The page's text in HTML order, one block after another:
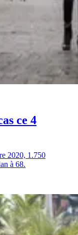
ce 4
2020, 1.750
à 68.